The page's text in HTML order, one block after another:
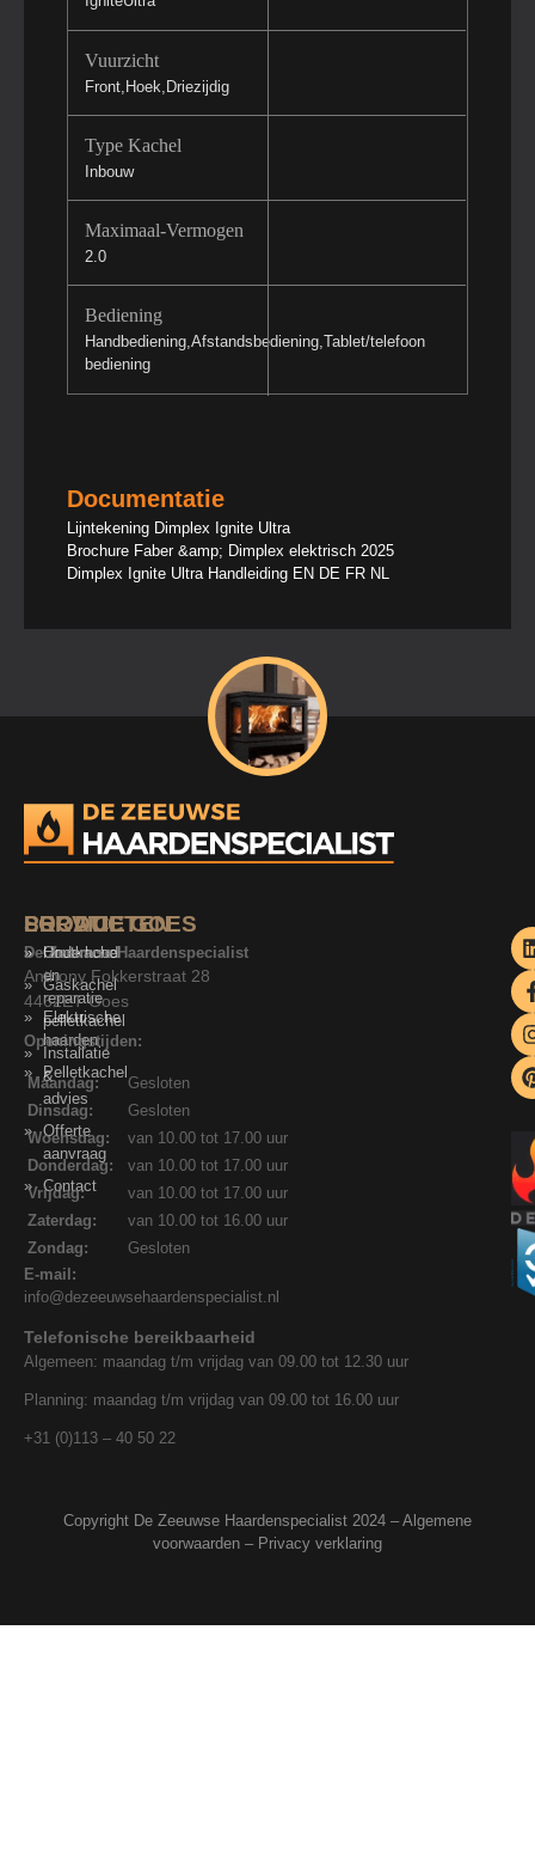
Vuurzicht
Front,Hoek,Driezijdig
Type Kachel
Inbouw
Maximaal-Vermogen
2.0
Bediening
Handbediening,Afstandsbediening,Tablet/telefoon
bediening
Documentatie
Lijntekening Dimplex Ignite Ultra
Brochure Faber &amp; Dimplex elektrisch 2025
Dimplex Ignite Ultra Handleiding EN DE FR NL
SERVICE
Onderhoud
en
reparatie
pelletkachel
Installatie
&
advies
Offerte
aanvraag
Contact
PRODUCTEN
Houtkachel
Gaskachel
Elektrische
haarden
Pelletkachel
LOCATIE GOES
De Zeeuwse Haardenspecialist
Anthony Fokkerstraat 28
4462ET Goes
Openingstijden:
Maandag:
Gesloten
Dinsdag:
Gesloten
Woensdag:
van 10.00 tot 17.00 uur
Donderdag:
van 10.00 tot 17.00 uur
Vrijdag:
van 10.00 tot 17.00 uur
Zaterdag:
van 10.00 tot 16.00 uur
Zondag:
Gesloten
E-mail:
info@dezeeuwsehaardenspecialist.nl
Telefonische bereikbaarheid
Algemeen: maandag t/m vrijdag van 09.00 tot 12.30 uur
Planning: maandag t/m vrijdag van 09.00 tot 16.00 uur
+31 (0)113 – 40 50 22
Copyright De Zeeuwse Haardenspecialist 2024 – Algemene
voorwaarden – Privacy verklaring